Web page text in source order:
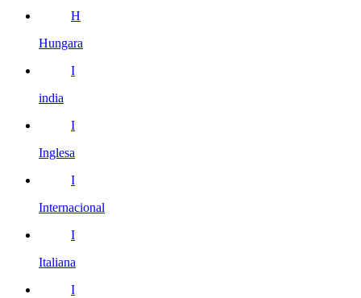
H
Hungara
I
india
I
Inglesa
I
Internacional
I
Italiana
I